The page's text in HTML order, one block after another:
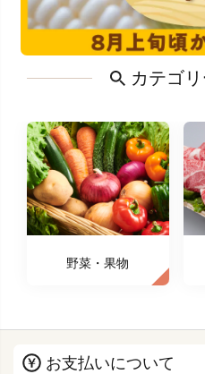
カテゴ
野菜・果物
お支払いについて